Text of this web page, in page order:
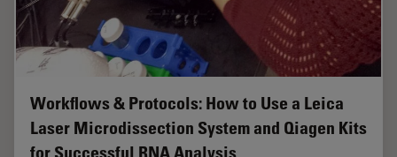
Workflows & Protocols: How to Use a Leica
Laser Microdissection System and Qiagen Kits
for Successful RNA Analysis